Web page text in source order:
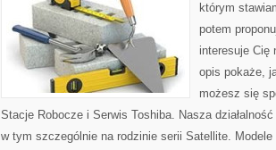
którym
potem
interesuje Cię
opis pokaże,
możesz się
Stacje Robocze i Serwis Toshiba. Nasza
w tym szczególnie na rodzinie serii Satellite.